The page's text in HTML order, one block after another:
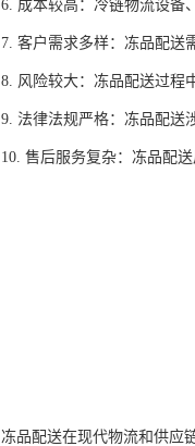
6. 成本较高：冷链物流设备
7. 客户需求多样：冻品配送
8. 风险较大：冻品配送过程
9. 法律法规严格：冻品配送
10. 售后服务复杂：冻品配
冻品配送在现代物流和供应